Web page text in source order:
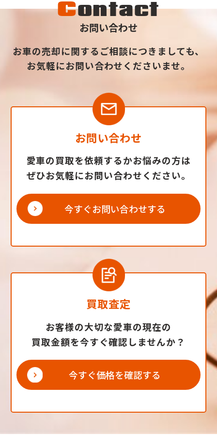
Contact
お問い合わせ
お車の売却に関するご相談につきましても、
お気軽にお問い合わせくださいませ。
お問い合わせ
愛車の買取を依頼するかお悩みの方は
ぜひお気軽にお問い合わせください。
今すぐお問い合わせする
買取査定
お客様の大切な愛車の現在の
買取金額を今すぐ確認しませんか？
今すぐ価格を確認する